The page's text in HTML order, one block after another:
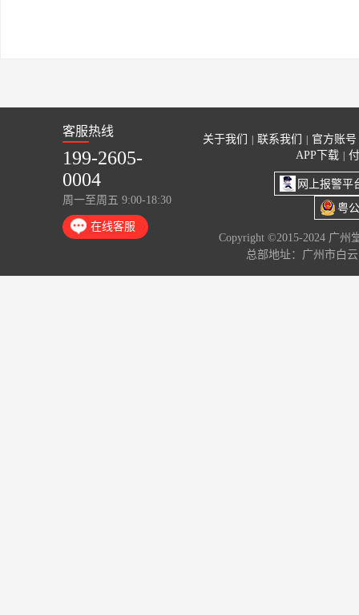
客服热线
199-2605-
0004
周一至周五 9:00-18:30
在线客服
关于我们 联系我们
官方账号
APP下载
网上报警平
粤
Copyright ©2015-2024 广州
总部地址：广州市白